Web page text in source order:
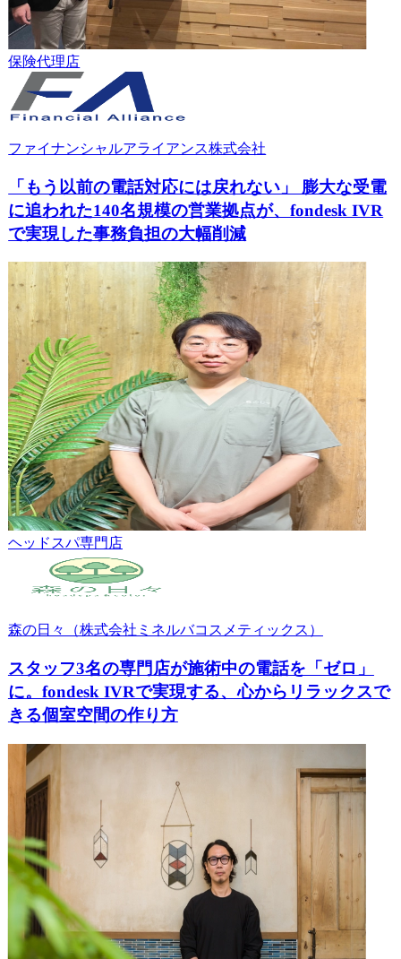
保険代理店
ファイナンシャルアライアンス株式会社
「もう以前の電話対応には戻れない」 膨大な受電
に追われた140名規模の営業拠点が、fondesk IVR
で実現した事務負担の大幅削減
ヘッドスパ専門店
森の日々（株式会社ミネルバコスメティックス）
スタッフ3名の専門店が施術中の電話を「ゼロ」
に。fondesk IVRで実現する、心からリラックスで
きる個室空間の作り方